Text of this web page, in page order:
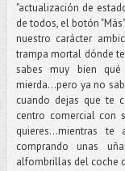
"actualización de
de todos, el botón
nuestro carácter
trampa mortal dónde
sabes muy bien
mierda...pero ya no
cuando dejas que te
centro comercial con
quieres...mientras
comprando unas
alfombrillas del coche